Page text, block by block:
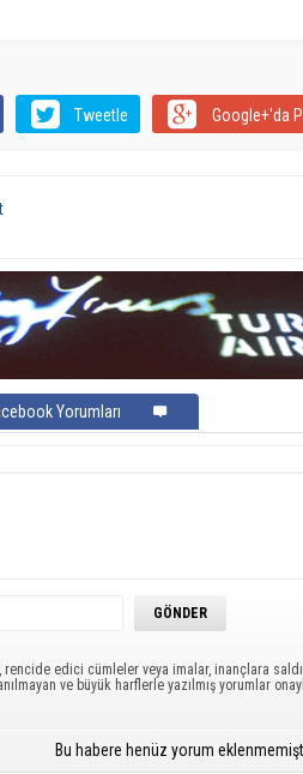
Tweetle Google+'da
Yorumları
rencide edici cümleler veya imalar, inançlara
ve büyük harflerle yazılmış yorumlar
Bu habere henüz yorum